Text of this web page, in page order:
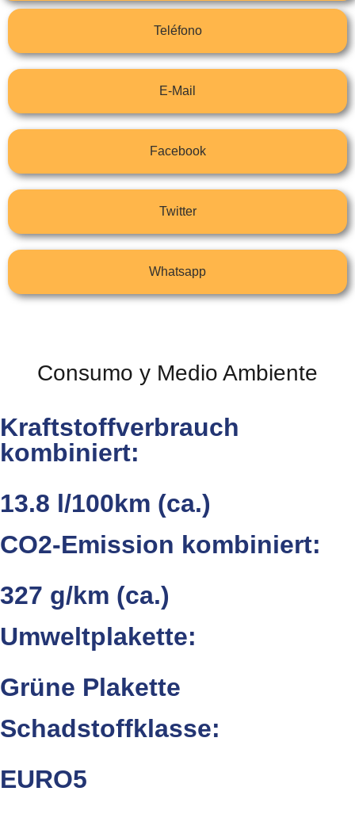
Teléfono
E-Mail
Facebook
Twitter
Whatsapp
Consumo y Medio Ambiente
Kraftstoffverbrauch
kombiniert:
13.8 l/100km (ca.)
CO2-Emission kombiniert:
327 g/km (ca.)
Umweltplakette:
Grüne Plakette
Schadstoffklasse:
EURO5